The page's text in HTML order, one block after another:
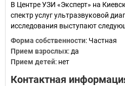
В Центре УЗИ «Эксперт» на
спектр услуг ультразвуковой
исследования выступают
Форма собственности: Частная
Прием взрослых: да
Прием детей: нет
Контактная